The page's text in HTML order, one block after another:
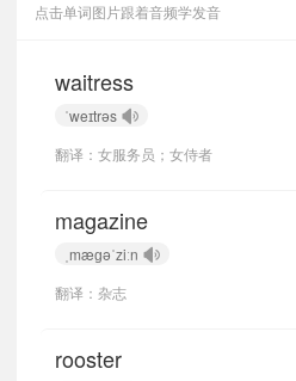
点击单词图片跟着音频学发音
waitress
ˈweɪtrəs
翻译：女服务员；女侍者
magazine
ˌmæɡəˈziːn
翻译：杂志
rooster